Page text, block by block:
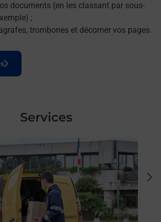
documents (en les classant par sous-
;
trombones et décorner vos pages.
un nouvel onglet
Services